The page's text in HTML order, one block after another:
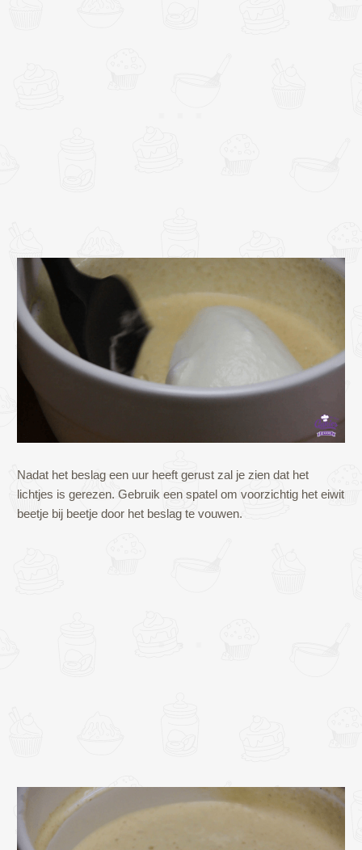
Nadat het beslag een uur heeft gerust zal je zien dat het
lichtjes is gerezen. Gebruik een spatel om voorzichtig het eiwit
beetje bij beetje door het beslag te vouwen.